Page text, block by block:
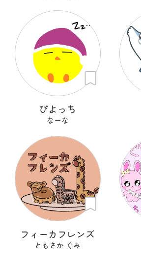
ぴよっち
なーな
フィーカフレンズ
ともさか ぐみ